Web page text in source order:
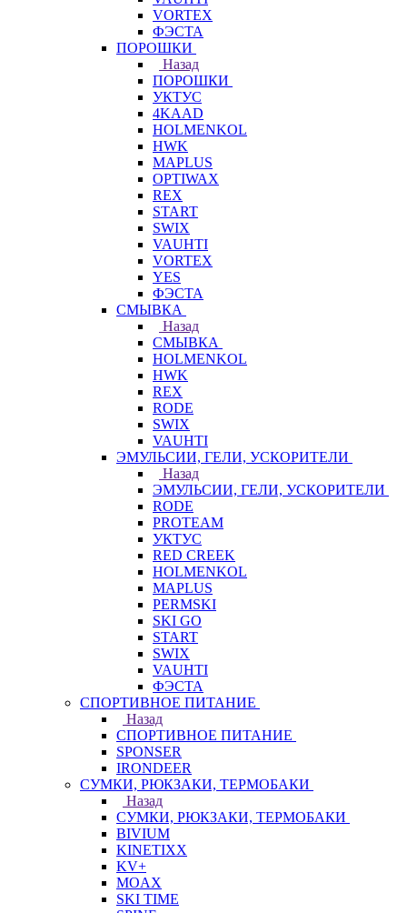
VORTEX
ФЭСТА
ПОРОШКИ
Назад
ПОРОШКИ
УКТУС
4KAAD
HOLMENKOL
HWK
MAPLUS
OPTIWAX
REX
START
SWIX
VAUHTI
VORTEX
YES
ФЭСТА
СМЫВКА
Назад
СМЫВКА
HOLMENKOL
HWK
REX
RODE
SWIX
VAUHTI
ЭМУЛЬСИИ, ГЕЛИ, УСКОРИТЕЛИ
Назад
ЭМУЛЬСИИ, ГЕЛИ, УСКОРИТЕЛИ
RODE
PROTEAM
УКТУС
RED CREEK
HOLMENKOL
MAPLUS
PERMSKI
SKI GO
START
SWIX
VAUHTI
ФЭСТА
СПОРТИВНОЕ ПИТАНИЕ
Назад
СПОРТИВНОЕ ПИТАНИЕ
SPONSER
IRONDEER
СУМКИ, РЮКЗАКИ, ТЕРМОБАКИ
Назад
СУМКИ, РЮКЗАКИ, ТЕРМОБАКИ
BIVIUM
KINETIXX
KV+
MOAX
SKI TIME